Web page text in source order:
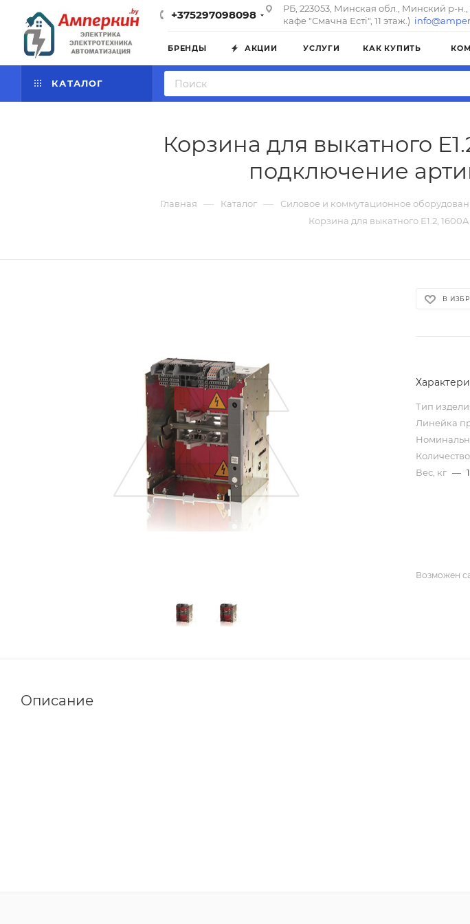
+375297098098
РБ, 223053, Минская обл., Минский р-
кафе "Смачна Естi", 11 этаж.)
БРЕНДЫ АКЦИИ УСЛУГИ КАК КУПИТЬ
КАТАЛОГ
Корзина для выкатного
подключение
Главная — Каталог — Силовое и коммутационное
Корзина для выкатного E1.2,
В
Тип
Линейка
Вес, кг —
Возможен
Описание